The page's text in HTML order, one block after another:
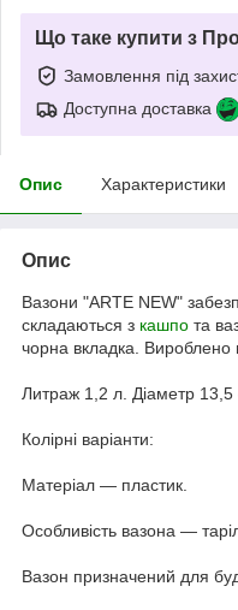
Що таке купити з
Замовлення під
Доступна доставка
Опис Характеристики
Опис
Вазони "ARTE NEW"
складаються з кашпо та
чорна вкладка. Вироблено в
Литраж 1,2 л. Діаметр
Колірні варіанти:
Матеріал — пластик.
Особливість вазона —
Вазон призначений для